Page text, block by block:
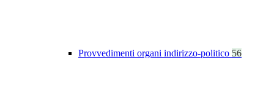
Provvedimenti organi indirizzo-politico 56